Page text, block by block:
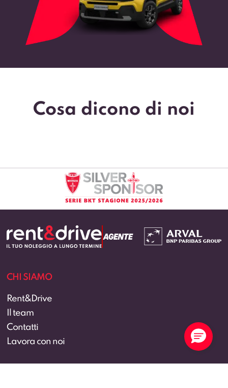
Cosa dicono di noi
CHI SIAMO
Rent&Drive
Il team
Contatti
Lavora con noi